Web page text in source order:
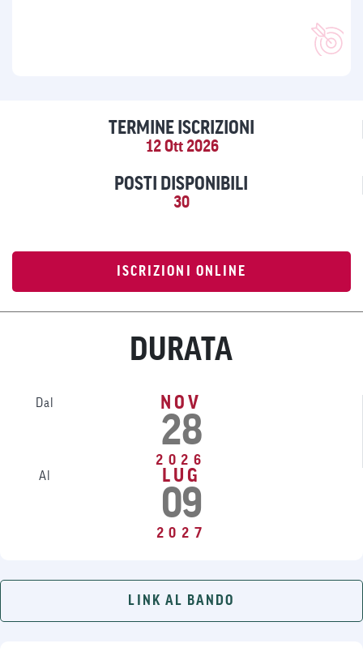
TERMINE ISCRIZIONI
12 Ott 2026
POSTI DISPONIBILI
30
ISCRIZIONI ONLINE
DURATA
Dal NOV
28
2026
Al LUG
09
2027
LINK AL BANDO